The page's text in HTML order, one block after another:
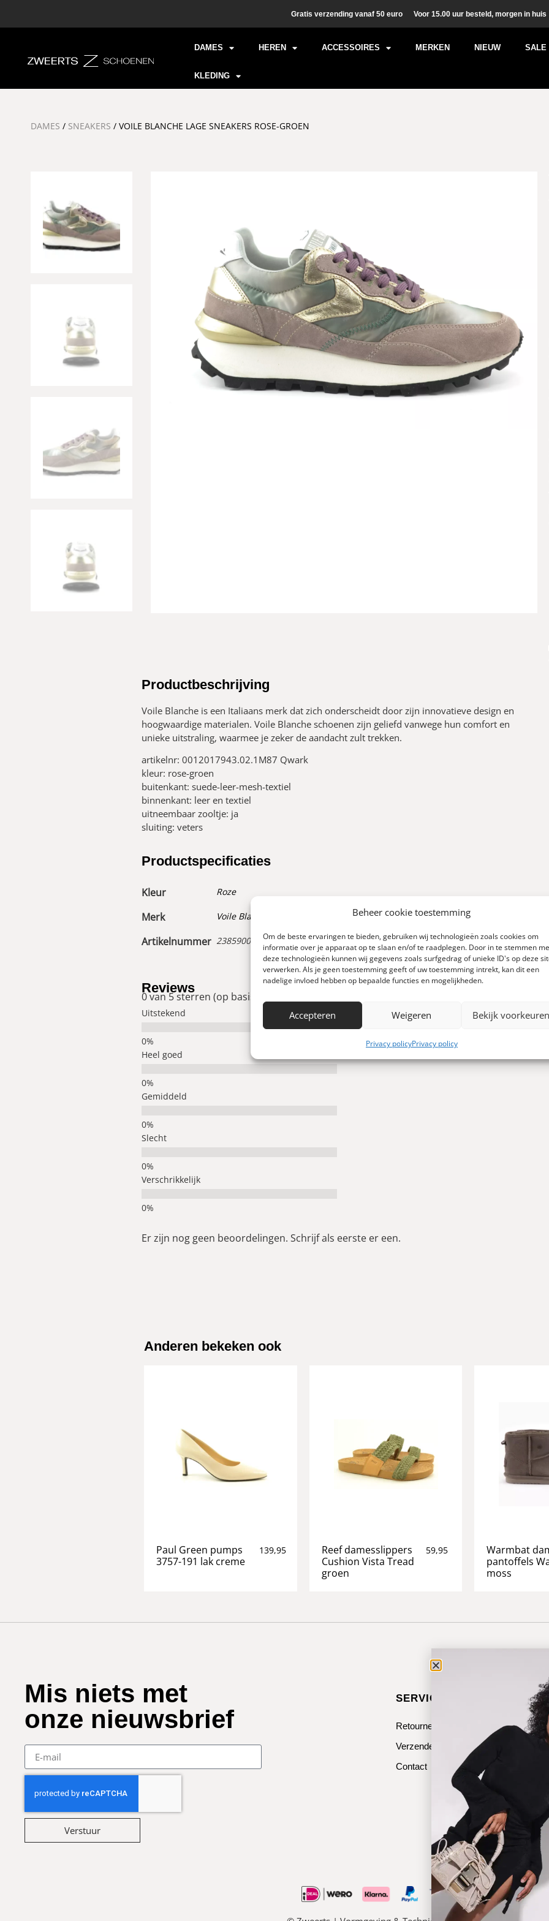
Beheer cookie toestemming
Om de beste ervaringen te bieden, gebruiken wij technologieën zoals cookies om
informatie over je apparaat op te slaan en/of te raadplegen. Door in te stemmen
deze technologieën kunnen wij gegevens zoals surfgedrag of unieke ID's op deze
verwerken. Als je geen toestemming geeft of uw toestemming intrekt, kan dit een
nadelige invloed hebben op bepaalde functies en mogelijkheden.
Accepteren Weigeren Bekijk voorkeuren
Privacy policyPrivacy policy
Gratis verzending vanaf 50 euro Voor 15.00 uur besteld, morgen in huis
DAMES HEREN ACCESSOIRES MERKEN NIEUW SALE
KLEDING
DAMES / SNEAKERS / VOILE BLANCHE LAGE SNEAKERS ROSE-GROEN
Productbeschrijving
Voile Blanche is een Italiaans merk dat zich onderscheidt door zijn innovatieve design en
hoogwaardige materialen. Voile Blanche schoenen zijn geliefd vanwege hun comfort en
unieke uitstraling, waarmee je zeker de aandacht zult trekken.
artikelnr: 0012017943.02.1M87 Qwark
kleur: rose-groen
buitenkant: suede-leer-mesh-textiel
binnenkant: leer en textiel
uitneembaar zooltje: ja
sluiting: veters
Productspecificaties
Kleur Roze
Merk Voile Blanche
Artikelnummer 238590060000
Reviews
0 van 5 sterren (op basis van 0 reviews)
Uitstekend
Heel goed
Gemiddeld
Slecht
Verschrikkelijk
Er zijn nog geen beoordelingen. Schrijf als eerste er een.
Anderen bekeken ook
Paul Green pumps
3757-191 lak creme
139,95
Reef damesslippers
Cushion Vista Tread
groen
59,95
Warmbat
pantoffels
moss
Mis niets met
onze nieuwsbrief
Verstuur
SERVICE & CONTACT
Retourneren
Verzenden
Contact